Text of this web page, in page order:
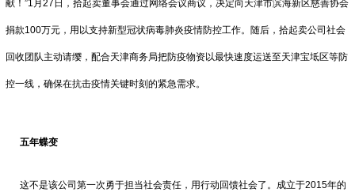
献！”1月27日，拾起卖董事会通过网络会议商议，决定向天津市滨海新区慈善协会
捐款100万元，用以支持新型冠状病毒肺炎疫情防控工作。随后，拾起卖公司社会
回收团队主动请缨，配合天津商务局把防疫物资以最快速度运送至天津宝坻区等防
控一线，确保在抗击疫情关键时刻的紧急需求。
五年蝶变
这不是该公司第一次勇于担当社会责任，用行动回馈社会了。成立于2015年的